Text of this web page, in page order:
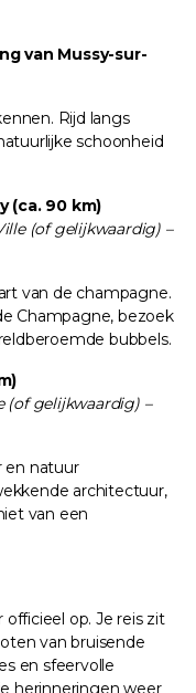
van Mussy-sur-
Rijd langs
schoonheid
(ca. 90 km)
(of gelijkwaardig) –
van de champagne.
Champagne, bezoek
bubbels.
(of gelijkwaardig) –
en natuur
architectuur,
van een
op. Je reis zit
van bruisende
en sfeervolle
herinneringen weer